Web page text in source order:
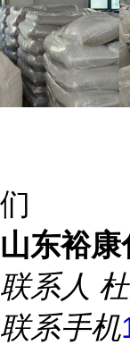
们
山东裕康
联系人
联系手机